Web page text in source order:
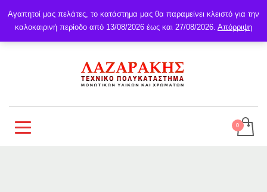
Αγαπητοί μας πελάτες, το κατάστημα μας θα παραμείνει κλειστό για την
καλοκαιρινή περίοδο από 13/08/2026 έως και 27/08/2026. Απόρριψη